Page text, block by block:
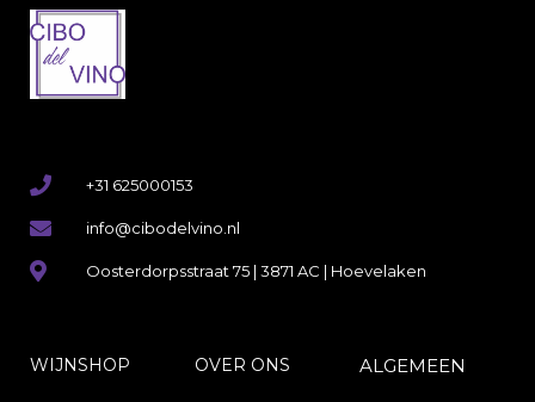
€13,95
+31 625000153
info@cibodelvino.nl
Oosterdorpsstraat 75 | 3871 AC | Hoevelaken
WIJNSHOP OVER ONS ALGEMEEN